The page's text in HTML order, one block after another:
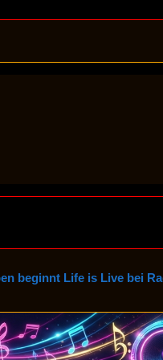
is Live bei Radio4Life -